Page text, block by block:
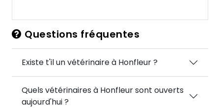
Questions fréquentes
Existe t'il un vétérinaire à Honfleur ?
Quels vétérinaires à Honfleur sont ouverts
aujourd'hui ?